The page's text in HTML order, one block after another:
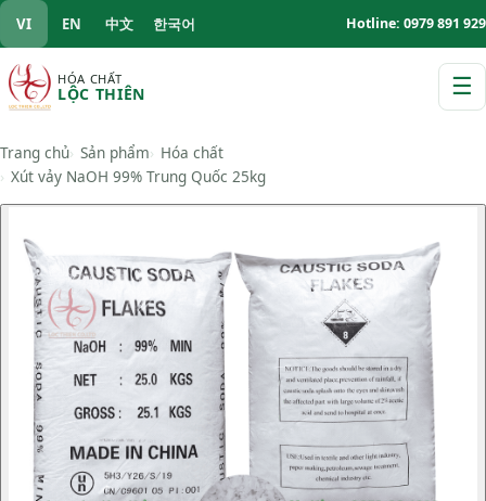
VI EN 中文 한국어 Hotline: 0979 891 929
HÓA CHẤT
LỘC THIÊN ☰
Trang chủ Sản phẩm
Hóa chất
Xút vảy NaOH 99% Trung Quốc 25kg